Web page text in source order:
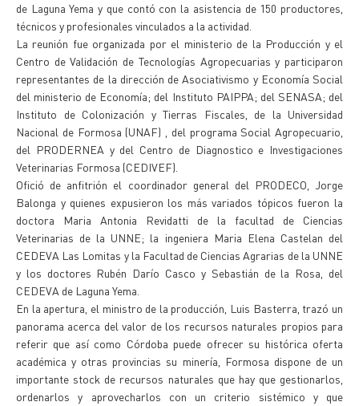
de Laguna Yema y que contó con la asistencia de 150 productores,
técnicos y profesionales vinculados a la actividad.
La reunión fue organizada por el ministerio de la Producción y el
Centro de Validación de Tecnologías Agropecuarias y participaron
representantes de la dirección de Asociativismo y Economía Social
del ministerio de Economía; del Instituto PAIPPA; del SENASA; del
Instituto de Colonización y Tierras Fiscales, de la Universidad
Nacional de Formosa (UNAF) , del programa Social Agropecuario,
del PRODERNEA y del Centro de Diagnostico e Investigaciones
Veterinarias Formosa (CEDIVEF).
Ofició de anfitrión el coordinador general del PRODECO, Jorge
Balonga y quienes expusieron los más variados tópicos fueron la
doctora Maria Antonia Revidatti de la facultad de Ciencias
Veterinarias de la UNNE; la ingeniera Maria Elena Castelan del
CEDEVA Las Lomitas y la Facultad de Ciencias Agrarias de la UNNE
y los doctores Rubén Darío Casco y Sebastián de la Rosa, del
CEDEVA de Laguna Yema.
En la apertura, el ministro de la producción, Luis Basterra, trazó un
panorama acerca del valor de los recursos naturales propios para
referir que así como Córdoba puede ofrecer su histórica oferta
académica y otras provincias su minería, Formosa dispone de un
importante stock de recursos naturales que hay que gestionarlos,
ordenarlos y aprovecharlos con un criterio sistémico y que